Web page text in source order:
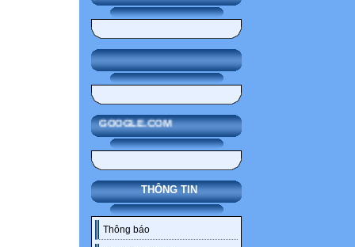
GOOGLE.COM
THÔNG TIN
Thông báo